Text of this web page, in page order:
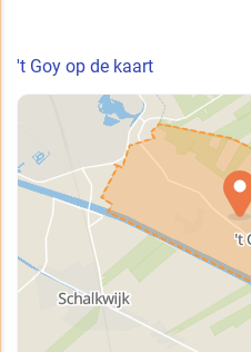
't Goy op de kaart